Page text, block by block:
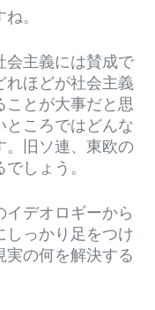
。
会主義には賛成で
れほどが社会主義
とが大事だと思
ところではどんな
。旧ソ連、東欧の
しょう。
デオロギーから
しっかり足をつけ
の何を解決する